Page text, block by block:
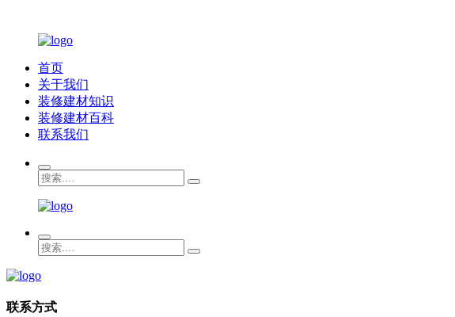
首页
关于我们
装修建材知识
装修建材百科
联系我们
联系方式